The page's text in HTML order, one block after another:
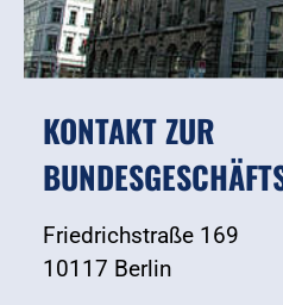
KONTAKT ZUR
Friedrichstraße 169
10117 Berlin